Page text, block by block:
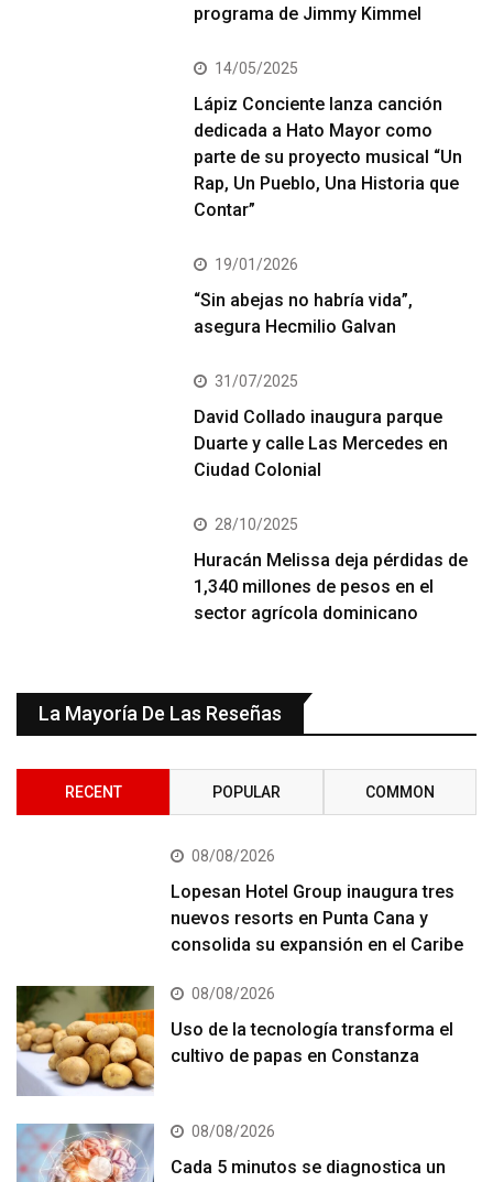
programa de Jimmy Kimmel
14/05/2025
Lápiz Conciente lanza canción
dedicada a Hato Mayor como
parte de su proyecto musical “Un
Rap, Un Pueblo, Una Historia que
Contar”
19/01/2026
“Sin abejas no habría vida”,
asegura Hecmilio Galvan
31/07/2025
David Collado inaugura parque
Duarte y calle Las Mercedes en
Ciudad Colonial
28/10/2025
Huracán Melissa deja pérdidas de
1,340 millones de pesos en el
sector agrícola dominicano
La Mayoría De Las Reseñas
RECENT POPULAR COMMON
08/08/2026
Lopesan Hotel Group inaugura tres
nuevos resorts en Punta Cana y
consolida su expansión en el Caribe
08/08/2026
Uso de la tecnología transforma el
cultivo de papas en Constanza
08/08/2026
Cada 5 minutos se diagnostica un